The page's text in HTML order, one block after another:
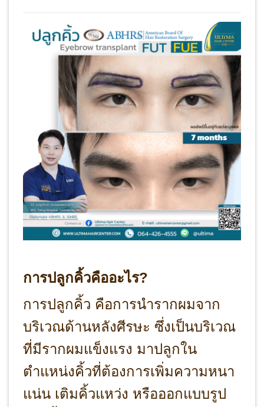
การปลูกคิ้วคืออะไร?
การปลูกคิ้ว คือการนำรากผมจาก
บริเวณด้านหลังศีรษะ ซึ่งเป็นบริเวณ
ที่มีรากผมแข็งแรง มาปลูกใน
ตำแหน่งคิ้วที่ต้องการเพิ่มความหนา
แน่น เติมคิ้วแหว่ง หรือออกแบบรูป